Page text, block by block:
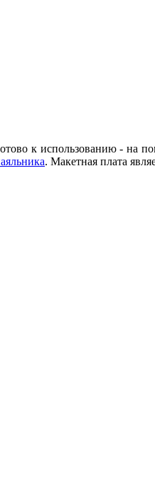
к использованию - на
. Макетная плата